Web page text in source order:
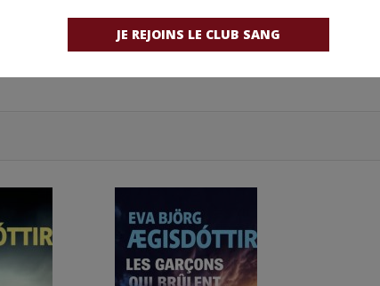
JE REJOINS LE CLUB SANG